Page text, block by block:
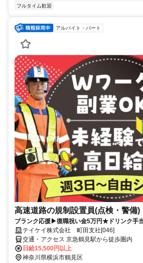
フルタイム歓迎
アルバイト・パート
高速道路の規制設置員(点検・警備)
ブランク応援▶復職祝い金5万円★ドリンク手
テイケイ株式会社 町田支社[046]
交通・アクセス 京急鶴見駅から徒歩圏内
日給15,500円以上
神奈川県横浜市鶴見区